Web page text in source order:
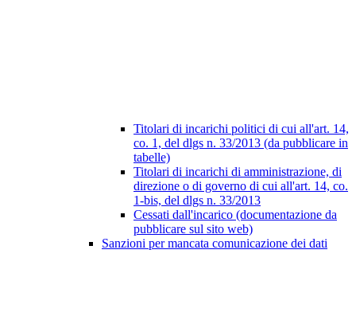
Titolari di incarichi politici di cui all'art. 14,
co. 1, del dlgs n. 33/2013 (da pubblicare in
tabelle)
Titolari di incarichi di amministrazione, di
direzione o di governo di cui all'art. 14, co.
1-bis, del dlgs n. 33/2013
Cessati dall'incarico (documentazione da
pubblicare sul sito web)
Sanzioni per mancata comunicazione dei dati